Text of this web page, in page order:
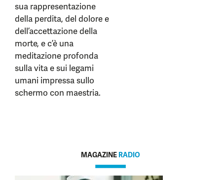
sua rappresentazione
della perdita, del dolore e
dell’accettazione della
morte, e c’è una
meditazione profonda
sulla vita e sui legami
umani impressa sullo
schermo con maestria.
MAGAZINE RADIO